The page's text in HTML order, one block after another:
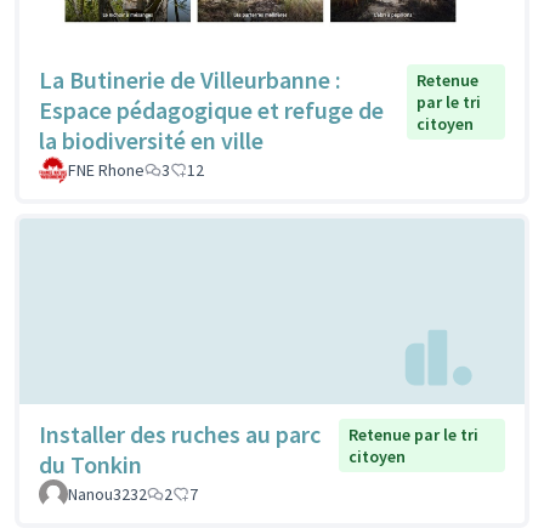
La Butinerie de Villeurbanne :
Espace pédagogique et refuge de
la biodiversité en ville
Retenue
par le tri
citoyen
FNE Rhone 3 12
Installer des ruches au parc
du Tonkin
Retenue par le tri
citoyen
Nanou3232
2 7